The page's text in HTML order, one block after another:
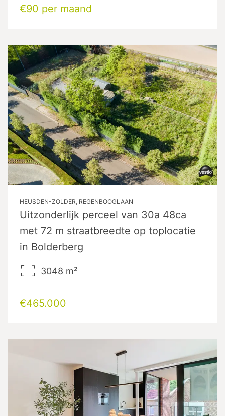
€90 per maand
HEUSDEN-ZOLDER, REGENBOOGLAAN
Uitzonderlijk perceel van 30a 48ca
met 72 m straatbreedte op toplocatie
in Bolderberg
3048 m²
€465.000